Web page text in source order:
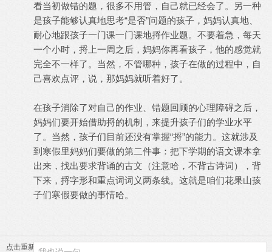
看当初做错的题，很多不用管，自己就已经会了。另一种
是孩子能够认真地思考“是否”问题的孩子，妈妈认真地、
耐心地跟孩子一门课一门课地捋作业题。不要着急，每天
一个小时，捋上一周之后，妈妈你再看孩子，他的感觉就
完全不一样了。当然，不管哪种，孩子在做的过程中，自
己喜欢点评，说，那妈妈就听着好了。
在孩子消除了对自己的作业、错题回顾的心理障碍之后，
妈妈们要开始借助捋的机制，来提升孩子们的学业水平
了。当然，孩子们目前还没有掌握“捋”的能力。这就涉及
到寒假里妈妈们要做的第二件事：把下学期的语文课本拿
出来，找出要求背诵的古文（注意哈，不背古诗词），背
下来，捋字形和重点词词义两条线。这就是咱们花果山孩
子们寒假要做的事情哈。
点击重新加载